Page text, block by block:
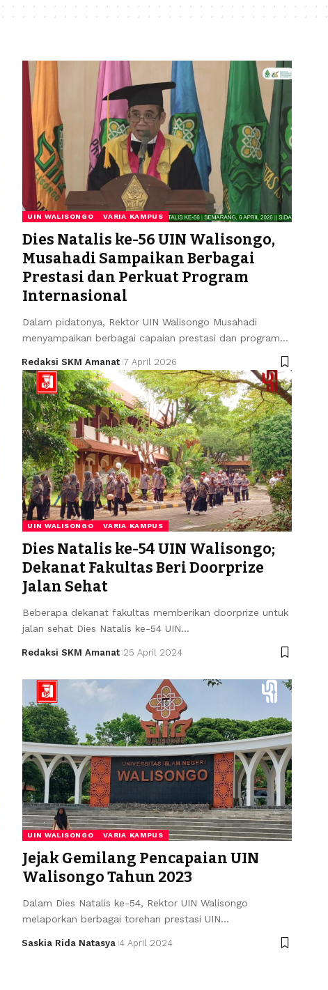
UIN WALISONGO VARIA KAMPUS
Dies Natalis ke-56 UIN Walisongo,
Musahadi Sampaikan Berbagai
Prestasi dan Perkuat Program
Internasional
Dalam pidatonya, Rektor UIN Walisongo Musahadi
menyampaikan berbagai capaian prestasi dan program…
Redaksi SKM Amanat 7 April 2026
UIN WALISONGO VARIA KAMPUS
Dies Natalis ke-54 UIN Walisongo;
Dekanat Fakultas Beri Doorprize
Jalan Sehat
Beberapa dekanat fakultas memberikan doorprize untuk
jalan sehat Dies Natalis ke-54 UIN…
Redaksi SKM Amanat 25 April 2024
UIN WALISONGO VARIA KAMPUS
Jejak Gemilang Pencapaian UIN
Walisongo Tahun 2023
Dalam Dies Natalis ke-54, Rektor UIN Walisongo
melaporkan berbagai torehan prestasi UIN…
Saskia Rida Natasya 4 April 2024